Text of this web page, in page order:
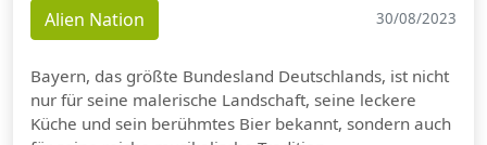
Alien Nation 30/08/2023
Bayern, das größte Bundesland Deutschlands, ist nicht
nur für seine malerische Landschaft, seine leckere
Küche und sein berühmtes Bier bekannt, sondern auch